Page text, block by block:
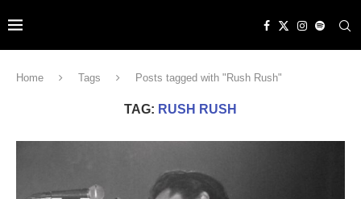
Home Tags Posts tagged with "Rush Rush"
TAG: RUSH RUSH